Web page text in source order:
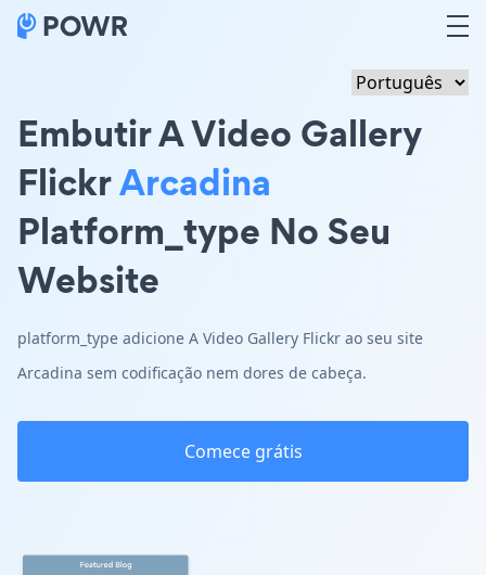
Embutir A Video Gallery
FlickrArcadina
Platform_type No Seu
Website
platform_type adicione A Video Gallery Flickr ao seu site
Arcadina sem codificação nem dores de cabeça.
Comece grátis